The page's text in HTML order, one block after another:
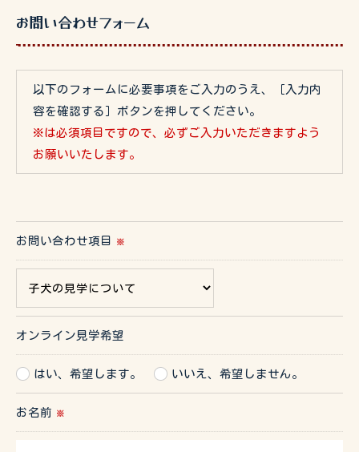
お問い合わせフォーム
以下のフォームに必要事項をご入力のうえ、［入力内
容を確認する］ボタンを押してください。
※は必須項目ですので、必ずご入力いただきますよう
お願いいたします。
お問い合わせ項目 ※
オンライン見学希望
はい、希望します。 いいえ、希望しません。
お名前 ※